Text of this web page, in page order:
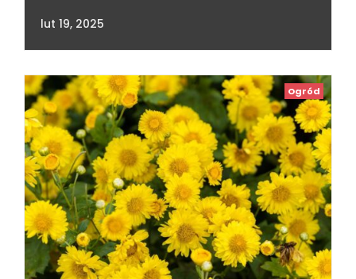
lut 19, 2025
Ogród